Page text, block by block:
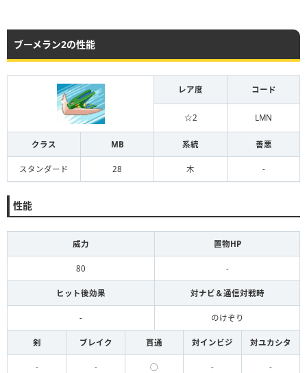
ブーメラン2の性能
レア度 コード
☆2 LMN
クラス MB 系統 善悪
スタンダード 28 木 -
性能
威力 置物HP
80 -
ヒット後効果 対ナビ＆通信対戦時
- のけぞり
剣 ブレイク 貫通 対インビジ 対ユカシタ
- - ◯ - -